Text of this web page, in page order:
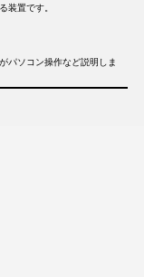
装置です。
パソコン操作など説明しま